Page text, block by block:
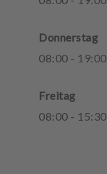
Donnerstag
08:00 - 19:00
Freitag
08:00 - 15:30